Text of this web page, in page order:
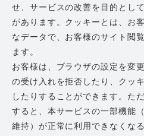
せ、サービスの改善を目的とし
があります。クッキーとは、お
なデータで、お客様のサイト閲
ます。
お客様は、ブラウザの設定を変
の受け入れを拒否したり、クッ
したりすることができます。た
すると、本サービスの一部機能
維持）が正常に利用できなくな